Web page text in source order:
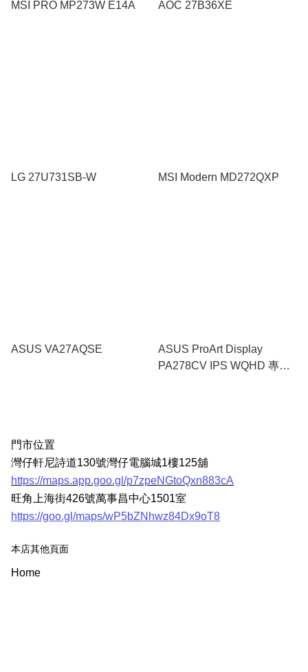
MSI PRO MP273W E14A AOC 27B36XE
LG 27U731SB-W MSI Modern MD272QXP
ASUS VA27AQSE
ASUS ProArt Display
PA278CV IPS WQHD 專業
門市位置
灣仔軒尼詩道130號灣仔電腦城1樓125舖
https://maps.app.goo.gl/p7zpeNGtoQxn883cA
旺角上海街426號萬事昌中心1501室
https://goo.gl/maps/wP5bZNhwz84Dx9oT8
本店其他頁面
Home